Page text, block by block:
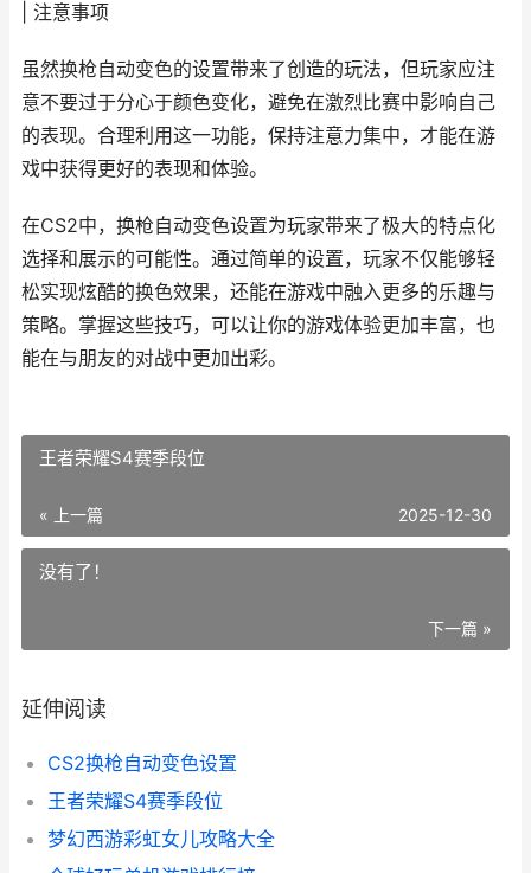
| 注意事项
虽然换枪自动变色的设置带来了创造的玩法，但玩家应注
意不要过于分心于颜色变化，避免在激烈比赛中影响自己
的表现。合理利用这一功能，保持注意力集中，才能在游
戏中获得更好的表现和体验。
在CS2中，换枪自动变色设置为玩家带来了极大的特点化
选择和展示的可能性。通过简单的设置，玩家不仅能够轻
松实现炫酷的换色效果，还能在游戏中融入更多的乐趣与
策略。掌握这些技巧，可以让你的游戏体验更加丰富，也
能在与朋友的对战中更加出彩。
王者荣耀S4赛季段位
« 上一篇 2025-12-30
没有了！
下一篇 »
延伸阅读
CS2换枪自动变色设置
王者荣耀S4赛季段位
梦幻西游彩虹女儿攻略大全